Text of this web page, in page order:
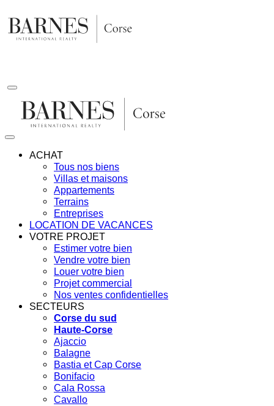
au
contenu
ACHAT
Tous nos biens
Villas et maisons
Appartements
Terrains
Entreprises
LOCATION DE VACANCES
VOTRE PROJET
Estimer votre bien
Vendre votre bien
Louer votre bien
Projet commercial
Nos ventes confidentielles
SECTEURS
Corse du sud
Haute-Corse
Ajaccio
Balagne
Bastia et Cap Corse
Bonifacio
Cala Rossa
Cavallo